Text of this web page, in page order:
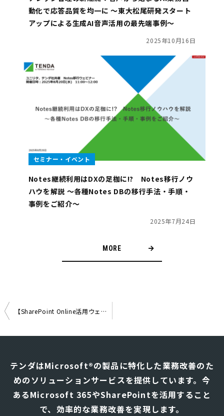
動化で応答品質を均一に 〜東大松尾研発スタート
アップによる生成AI音声活用の最先端事例〜
2025年10月16日
セミナー・イベント
Notes継続利用はDXの足枷に!? Notes移行ノウ
ハウを解説 ～各種Notes DBの移行手法・手順・
事例をご紹介～
2025年7月24日
MORE
投
ナ
ビ
ゲ
ー
【SharePoint Online活用ウェビナーのご案内】SharePoint Online活用 ～事例やデモから学ぶ、SPFxやCopilotとの連携～
テンダはMicrosoft®の製品に特化した業務改善のた
めのソリューションサービスを提供しています。 今
あるMicrosoft 365やSharePointを活用すること
で、効率的な業務改善を実現します。